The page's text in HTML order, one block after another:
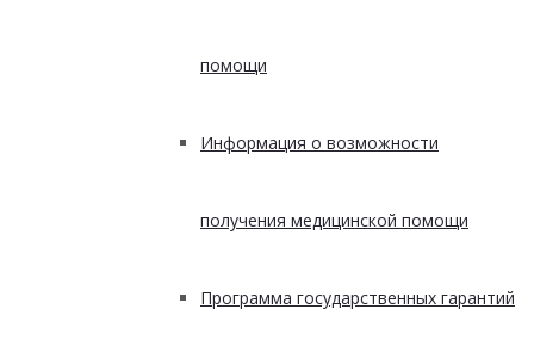
помощи
Информация о возможности
получения медицинской помощи
Программа государственных гарантий